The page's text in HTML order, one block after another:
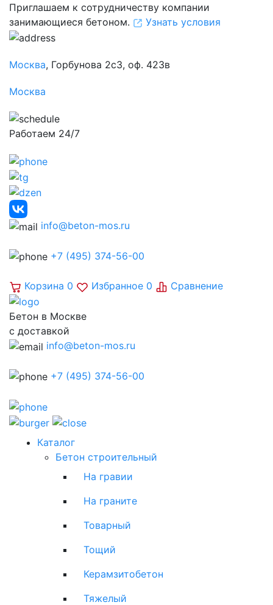
Приглашаем к сотрудничеству компании
занимающиеся бетоном.
Узнать условия
Москва, Горбунова 2с3, оф. 423в
Москва
Работаем 24/7
info@beton-mos.ru
+7 (495) 374-56-00
Корзина 0 Избранное 0 Сравнение
Бетон в Москве
с доставкой
info@beton-mos.ru
+7 (495) 374-56-00
Каталог
Бетон строительный
На гравии
На граните
Товарный
Тощий
Керамзитобетон
Тяжелый